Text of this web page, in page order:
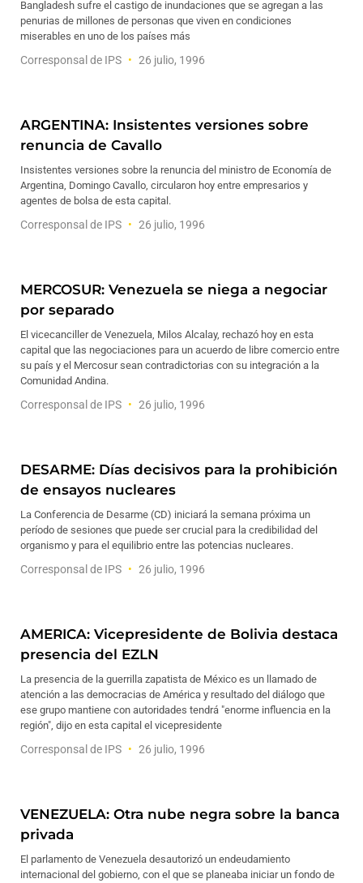
Bangladesh sufre el castigo de inundaciones que se agregan a las
penurias de millones de personas que viven en condiciones
miserables en uno de los países más
Corresponsal de IPS 26 julio, 1996
ARGENTINA: Insistentes versiones sobre
renuncia de Cavallo
Insistentes versiones sobre la renuncia del ministro de Economía de
Argentina, Domingo Cavallo, circularon hoy entre empresarios y
agentes de bolsa de esta capital.
Corresponsal de IPS 26 julio, 1996
MERCOSUR: Venezuela se niega a negociar
por separado
El vicecanciller de Venezuela, Milos Alcalay, rechazó hoy en esta
capital que las negociaciones para un acuerdo de libre comercio entre
su país y el Mercosur sean contradictorias con su integración a la
Comunidad Andina.
Corresponsal de IPS 26 julio, 1996
DESARME: Días decisivos para la prohibición
de ensayos nucleares
La Conferencia de Desarme (CD) iniciará la semana próxima un
período de sesiones que puede ser crucial para la credibilidad del
organismo y para el equilibrio entre las potencias nucleares.
Corresponsal de IPS 26 julio, 1996
AMERICA: Vicepresidente de Bolivia destaca
presencia del EZLN
La presencia de la guerrilla zapatista de México es un llamado de
atención a las democracias de América y resultado del diálogo que
ese grupo mantiene con autoridades tendrá "enorme influencia en la
región", dijo en esta capital el vicepresidente
Corresponsal de IPS 26 julio, 1996
VENEZUELA: Otra nube negra sobre la banca
privada
El parlamento de Venezuela desautorizó un endeudamiento
internacional del gobierno, con el que se planeaba iniciar un fondo de